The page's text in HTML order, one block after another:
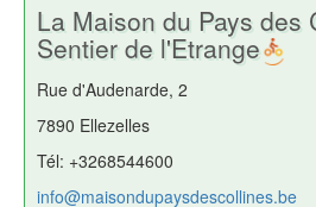
La Maison du Pays des
Sentier de l'Etrange
Rue d'Audenarde, 2
7890 Ellezelles
Tél: +3268544600
info@maisondupaysdescollines.be